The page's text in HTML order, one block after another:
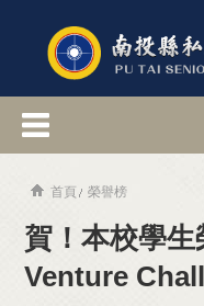
首頁 榮譽榜
賀！本校學
Venture